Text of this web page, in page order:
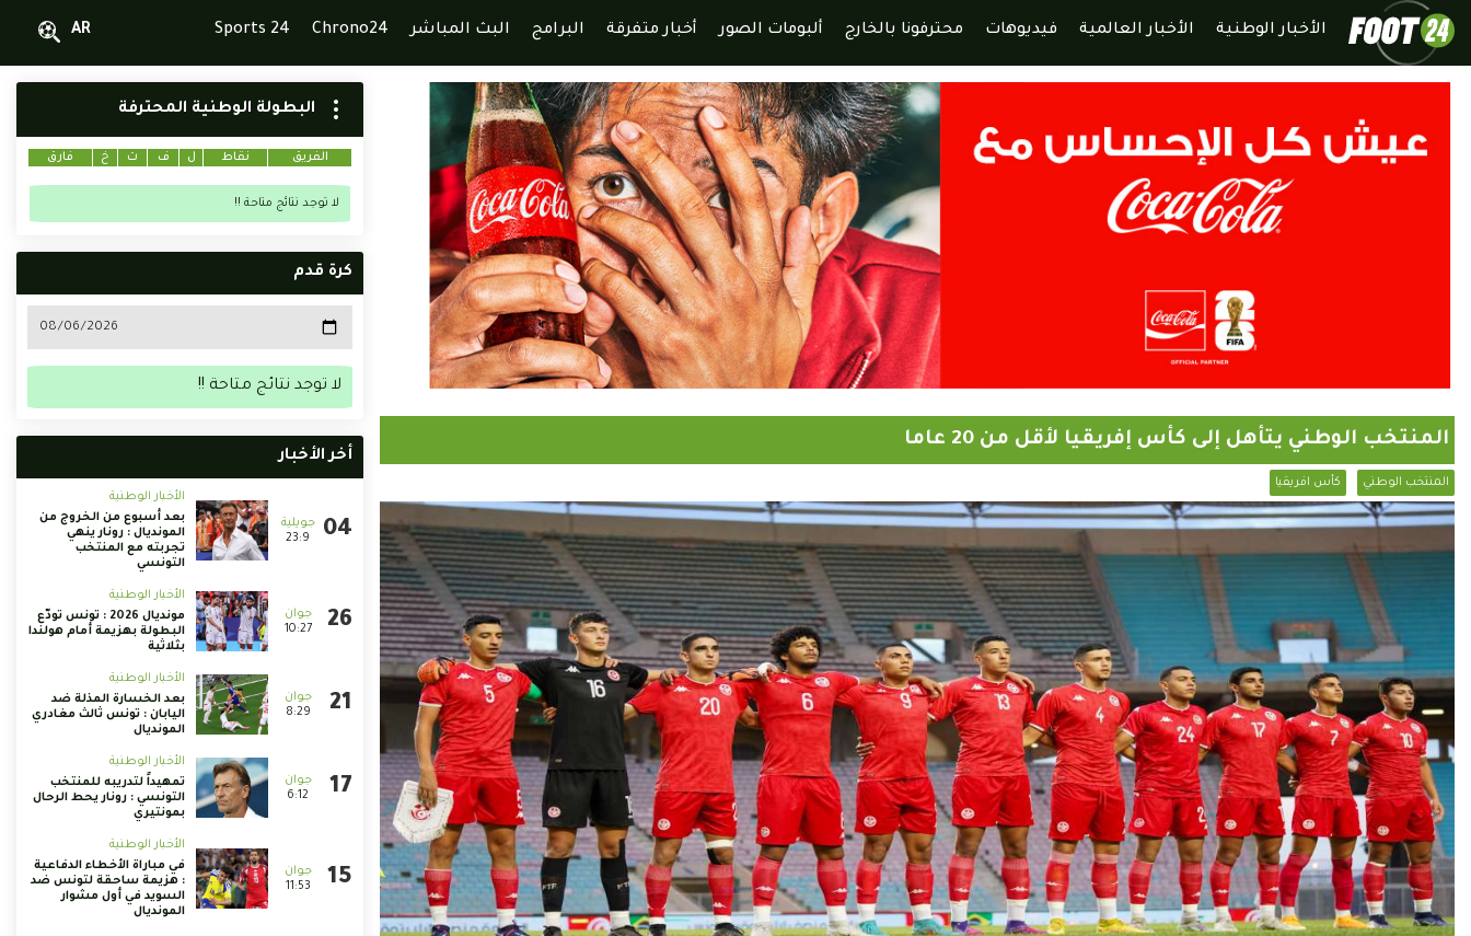
الأخبار الوطنية الأخبار العالمية فيديوهات محترفونا بالخارج ألبومات الصور أخبار متفرقة البرامج البث المباشر Chrono24
Sports 24
AR
المنتخب الوطني يتأهل إلى كأس إفريقيا لأقل من 20 عاما
المنتخب الوطني كأس افريقيا
البطولة الوطنية المحترفة
الفريق نقاط ل ف ت خ فارق
لا توجد نتائج متاحة !!
كرة قدم
لا توجد نتائج متاحة !!
أخر الأخبار
23:9
الأخبار الوطنية
بعد أسبوع من الخروج من
المونديال : رونار ينهي
تجربته مع المنتخب
التونسي
10:27
الأخبار الوطنية
مونديال 2026 : تونس تودّع
البطولة بهزيمة أمام هولندا
بثلاثية
8:29
الأخبار الوطنية
بعد الخسارة المذلة ضد
اليابان : تونس ثالث مغادري
المونديال
6:12
الأخبار الوطنية
تمهيداً لتدريبه للمنتخب
التونسي : رونار يحط الرحال
بمونتيري
11:53
الأخبار الوطنية
في مباراة الأخطاء الدفاعية
: هزيمة ساحقة لتونس ضد
السويد في أول مشوار
المونديال